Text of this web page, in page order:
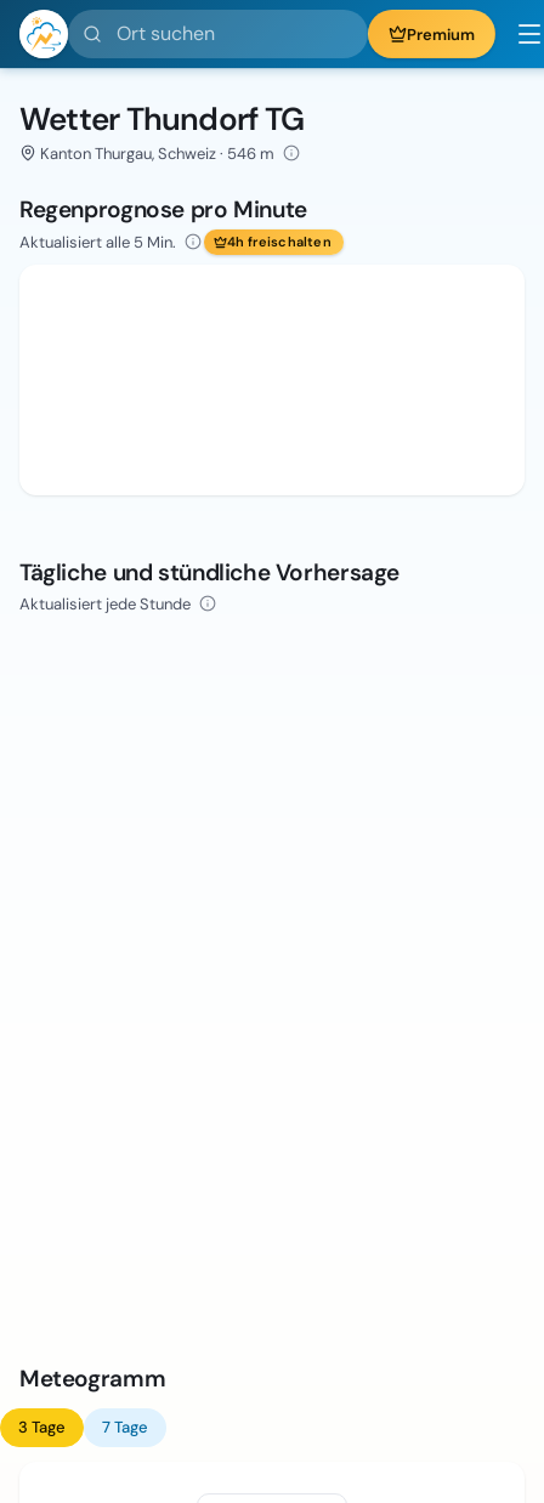
Ort suchen Premium
Wetter Thundorf TG
Kanton Thurgau, Schweiz · 546 m
Regenprognose pro Minute
Aktualisiert alle 5 Min. 4h freischalten
Tägliche und stündliche Vorhersage
Aktualisiert jede Stunde
Meteogramm
3 Tage 7 Tage